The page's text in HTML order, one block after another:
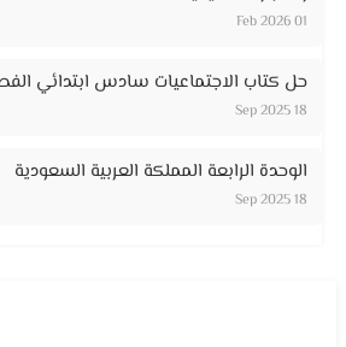
01 Feb 2026
حل كتاب الاجتماعيات سادس ابتدائي
18 Sep 2025
الوحدة الرابعة المملكة العربية السعودية
18 Sep 2025